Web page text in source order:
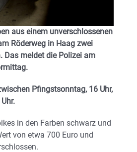
aus einem unverschlossenen
Röderweg in Haag zwei
Das meldet die Polizei am
Pfingstsonntag, 16 Uhr,
in den Farben schwarz und
von etwa 700 Euro und